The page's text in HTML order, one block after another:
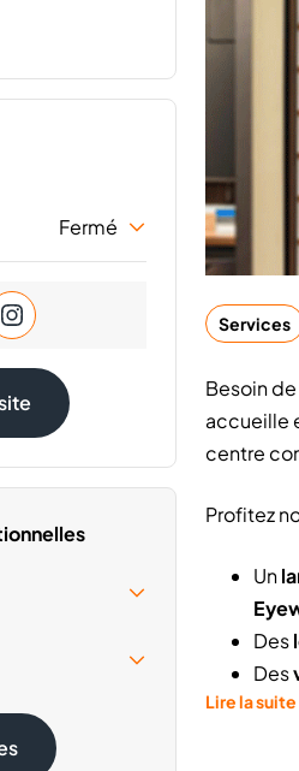
Fermé
09:30 - 19:30
- 19:30
09:30 - 19:30
- 19:30
- 19:00
- 12:30
Services
Besoin
accueille
centre
Profitez
Un
Des
Des
Lire la suite